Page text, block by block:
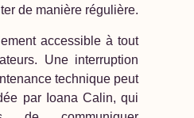
de manière régulière.
accessible à tout
Une interruption
technique peut
par Ioana Calin, qui